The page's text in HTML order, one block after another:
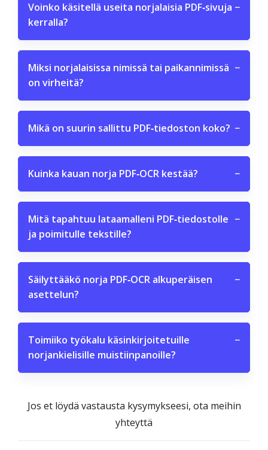
Voinko käsitellä useita norjalaisia PDF‑sivuja
kerralla?
−
Miksi norjalaisissa nimissä tai paikannimissä
on virheitä?
−
Mikä on suurin sallittu PDF‑tiedoston koko? −
Kuinka kauan norja PDF‑OCR kestää? −
Mitä tapahtuu lataamalleni PDF‑tiedostolle
ja poimitulle tekstille?
−
Säilyttääkö norja PDF‑OCR alkuperäisen
asettelun?
−
Toimiiko työkalu käsinkirjoitetuille
norjankielisille muistiinpanoille?
−
Jos et löydä vastausta kysymykseesi, ota meihin
yhteyttä